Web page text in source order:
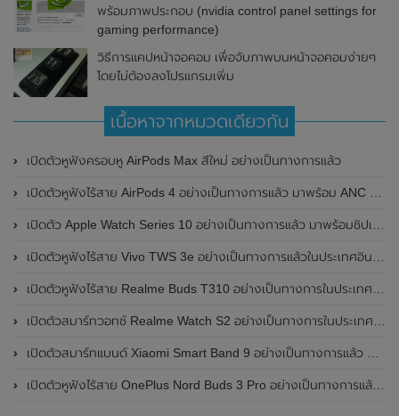
พร้อมภาพประกอบ (nvidia control panel settings for
gaming performance)
วิธีการแคปหน้าจอคอม เพื่อจับภาพบนหน้าจอคอมง่ายๆ
โดยไม่ต้องลงโปรแกรมเพิ่ม
เนื้อหาจากหมวดเดียวกัน
เปิดตัวหูฟังครอบหู AirPods Max สีใหม่ อย่างเป็นทางการแล้ว
เปิดตัวหูฟังไร้สาย AirPods 4 อย่างเป็นทางการแล้ว มาพร้อม ANC และฟีเจอร์ใหม่มากมาย
เปิดตัว Apple Watch Series 10 อย่างเป็นทางการแล้ว มาพร้อมชิปเซ็ตรุ่น S10
เปิดตัวหูฟังไร้สาย Vivo TWS 3e อย่างเป็นทางการแล้วในประเทศอินเดีย มาพร้อมระบบตัดเสียงรบกวน ANC ที่ 30dB , ป้องกันฝุ่นและกันน้ำที่ระดับ IP54 , แบตเตอรี่สามารถใช้งานนานสูงสุด 36 ชั่วโมง
เปิดตัวหูฟังไร้สาย Realme Buds T310 อย่างเป็นทางการในประเทศอินเดีย มาพร้อมระบบตัดเสียงรบกวน ANC สูงสุด 46dB , เสียงรอบทิศทาง 360 องศา , แบตเตอรี่สามารถใช้งานได้นานสูงสุด 40 ชั่วโมง
เปิดตัวสมาร์ทวอทช์ Realme Watch S2 อย่างเป็นทางการในประเทศอินเดีย มาพร้อมตัวเรือนสแตนเลสสตีล , หน้าจอแสดงผล AMOLED ขนาด 1.43 นิ้ว , แบตเตอรี่ขนาดใหญ่ใช้งานได้นาน 20 วัน และรองรับคำสั่งเสียง Super AI Engine ที่ขับเคลื่อนโดย ChatGPT
เปิดตัวสมาร์ทแบนด์ Xiaomi Smart Band 9 อย่างเป็นทางการแล้ว มาพร้อมหน้าจอ AMOLED ขนาด 1.62 นิ้ว , ตัวเรือนเป็นโลหะ และแบตเตอรี่สุดอึดสามารถใช้งานได้นานถึง 21 วัน
เปิดตัวหูฟังไร้สาย OnePlus Nord Buds 3 Pro อย่างเป็นทางการแล้ว มาพร้อมระบบตัดเสียงรบกวน (ANC) สามารถลดเสียงรบกวนได้ 49dB และแบตเตอรี่สุดอึดใช้งานได้นานสูงสุดถึง 44 ชั่วโมง